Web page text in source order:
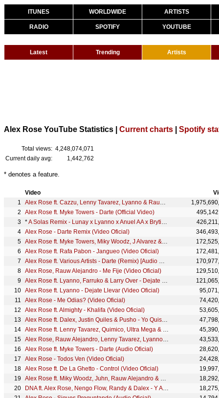
ITUNES WORLDWIDE ARTISTS
RADIO SPOTIFY YOUTUBE
Latest Trending Artists
Alex Rose YouTube Statistics | Current charts Spotify
Total views: 4,248,074,071
Current daily avg:
1,442,762
* denotes a feature.
Video
Alex Rose ft. Cazzu, Lenny Tavarez, Lyanno & Rauw Alejandro - Toda (Remix) [Video Oficial]
Alex Rose ft. Myke Towers - Darte (Official Video)
*A Solas Remix - Lunay x Lyanno x Anuel AA x Brytiago x Alex Rose ( Video Oficial )
Alex Rose - Darte Remix (Video Oficial)
Alex Rose ft. Myke Towers, Miky Woodz, J Alvarez & Jory - Sigues Preguntando (Remix) [Video Oficial]
Alex Rose ft. Rafa Pabon - Jangueo (Video Oficial)
Alex Rose ft. Various Artists - Darte (Remix) [Audio Oficial]
Alex Rose, Rauw Alejandro - Me Fije (Video Oficial)
Alex Rose ft. Lyanno, Farruko & Larry Over - Dejate Llevar (Remix) [Audio Oficial]
Alex Rose ft. Lyanno - Dejate Llevar (Video Oficial)
Alex Rose - Me Odias? (Video Oficial)
Alex Rose ft. Almighty - Khalifa (Video Oficial)
Alex Rose ft. Dalex, Justin Quiles & Pusho - Yo Quisiera (Remix) [Audio Oficial]
Alex Rose ft. Lenny Tavarez, Quimico, Ultra Mega & Chris Wandell - Percocet (Remix) [Audio Oficial]
Alex Rose, Rauw Alejandro, Lenny Tavarez, Lyanno, Cazzu - Toda (Remix) | ENR (Visualizer)
Alex Rose ft. Myke Towers - Darte (Audio Oficial)
Alex Rose - Todos Ven (Video Oficial)
Alex Rose ft. De La Ghetto - Control (Video Oficial)
Alex Rose ft. Miky Woodz, Juhn, Rauw Alejandro & JD Pantoja - Ontas? (Remix) [Audio Oficial]
DNA ft. Alex Rose, Nengo Flow, Randy & Dalex - Y Ahora (Video Oficial)